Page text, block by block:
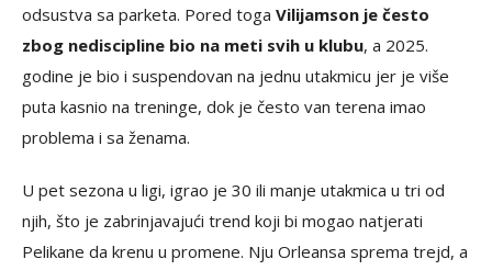
odsustva sa parketa. Pored toga Vilijamson je često
zbog nediscipline bio na meti svih u klubu, a 2025.
godine je bio i suspendovan na jednu utakmicu jer je više
puta kasnio na treninge, dok je često van terena imao
problema i sa ženama.
U pet sezona u ligi, igrao je 30 ili manje utakmica u tri od
njih, što je zabrinjavajući trend koji bi mogao natjerati
Pelikane da krenu u promene. Nju Orleansa sprema trejd, a